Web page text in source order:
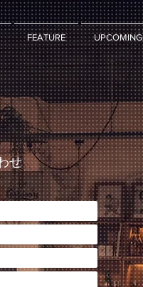
FEATURE UPCOMING
せ